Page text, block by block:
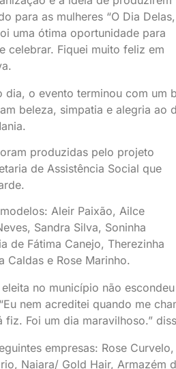
para as mulheres “O Dia Delas,
uma ótima oportunidade para
celebrar. Fiquei muito feliz em
dia, o evento terminou com
beleza, simpatia e alegria
produzidas pelo projeto
de Assistência Social que
Aleir Paixão, Ailce
Sandra Silva, Soninha
de Fátima Canejo, Therezinha
Caldas e Rose Marinho.
no município não
nem acreditei quando me
Foi um dia maravilhoso.”
empresas: Rose
Naiara/ Gold Hair, Armazém